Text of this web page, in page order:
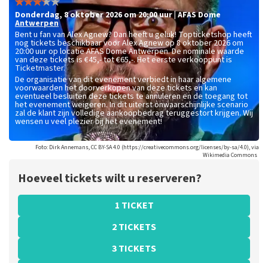
donderdag, 8 oktober 2026 om 20:00uur|AFAS Dome
Antwerpen
Bent u fan van Alex Agnew? Dan heeft u geluk! Topticketshop heeft
nog tickets beschikbaar voor Alex Agnew op 8 oktober 2026 om
20:00 uur op locatie AFAS Dome Antwerpen. De nominale waarde
van deze tickets is €45,- tot €65,-. Het eerste verkooppunt is
Ticketmaster.
De organisatie van dit evenement verbiedt in haar algemene
voorwaarden het doorverkopen van deze tickets en kan
eventueel besluiten deze tickets te annuleren en de toegang tot
het evenement weigeren. In dit uiterst onwaarschijnlijke scenario
zal de klant zijn volledige aankoopbedrag teruggestort krijgen. Wij
wensen u veel plezier bij het evenement!
Foto: Dirk Annemans, CC BY-SA 4.0 (https://creativecommons.org/licenses/by-sa/4.0), via
Wikimedia Commons
Hoeveel tickets wilt u reserveren?
1 TICKET
2 TICKETS
3 TICKETS